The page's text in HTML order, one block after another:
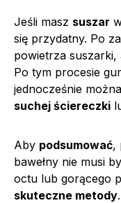
Jeśli masz suszar
się przydatny. Po
powietrza suszarki,
Po tym procesie
jednocześnie
suchej ściereczki
Aby podsumować,
bawełny nie musi
octu lub gorącego
skuteczne metody